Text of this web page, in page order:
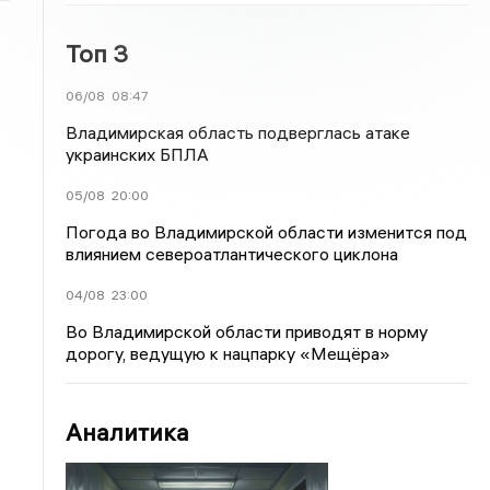
Топ 3
06/08 08:47
Владимирская область подверглась атаке
украинских БПЛА
05/08 20:00
Погода во Владимирской области изменится под
влиянием североатлантического циклона
04/08 23:00
Во Владимирской области приводят в норму
дорогу, ведущую к нацпарку «Мещёра»
Аналитика